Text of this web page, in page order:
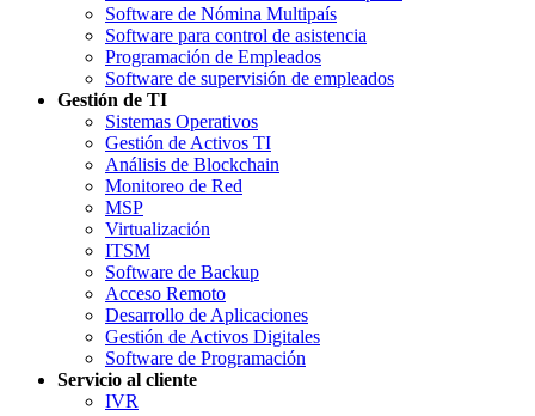
Software de Nómina Multipaís
Software para control de asistencia
Programación de Empleados
Software de supervisión de empleados
Gestión de TI
Sistemas Operativos
Gestión de Activos TI
Análisis de Blockchain
Monitoreo de Red
MSP
Virtualización
ITSM
Software de Backup
Acceso Remoto
Desarrollo de Aplicaciones
Gestión de Activos Digitales
Software de Programación
Servicio al cliente
IVR